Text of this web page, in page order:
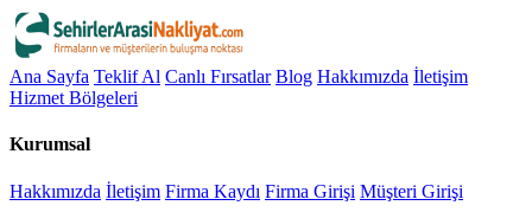
Ana Sayfa Teklif Al Canlı Fırsatlar Blog Hakkımızda İletişim
Hizmet Bölgeleri
Kurumsal
Hakkımızda İletişim Firma Kaydı Firma Girişi Müşteri Girişi